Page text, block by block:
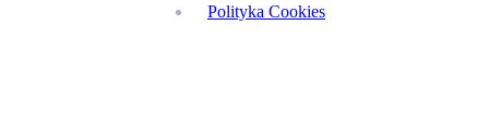
Polityka Cookies